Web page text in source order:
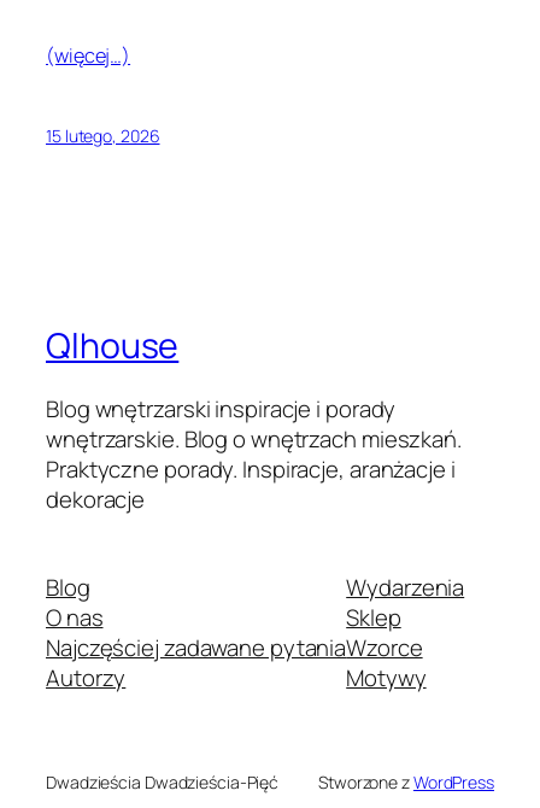
(więcej…)
15 lutego, 2026
Qlhouse
Blog wnętrzarski inspiracje i porady
wnętrzarskie. Blog o wnętrzach mieszkań.
Praktyczne porady. Inspiracje, aranżacje i
dekoracje
Blog
O nas
Najczęściej zadawane pytania
Autorzy
Wydarzenia
Sklep
Wzorce
Motywy
Dwadzieścia Dwadzieścia-Pięć Stworzone zWordPress